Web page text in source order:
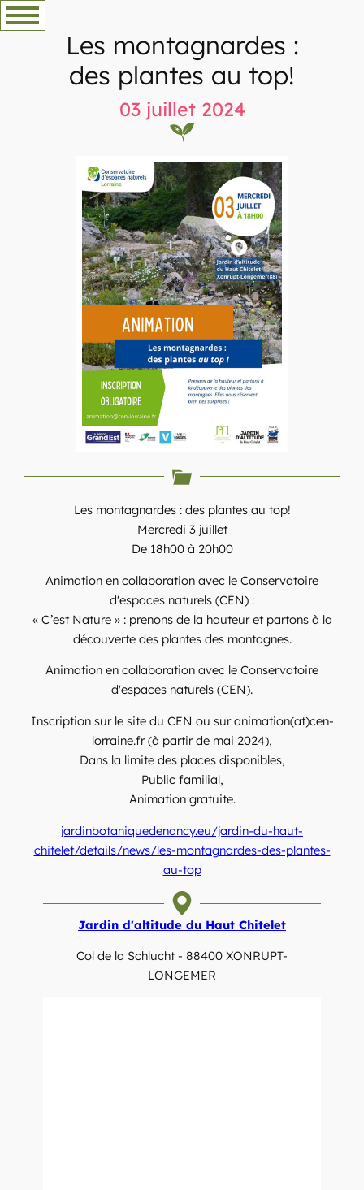
Aller
au
Les montagnardes :
des plantes au top!
03 juillet 2024
Les montagnardes : des plantes au top!
Mercredi 3 juillet
De 18h00 à 20h00
Animation en collaboration avec le Conservatoire
d'espaces naturels (CEN) :
« C’est Nature » : prenons de la hauteur et partons à la
découverte des plantes des montagnes.
Animation en collaboration avec le Conservatoire
d'espaces naturels (CEN).
Inscription sur le site du CEN ou sur animation(at)cen-
lorraine.fr (à partir de mai 2024),
Dans la limite des places disponibles,
Public familial,
Animation gratuite.
jardinbotaniquedenancy.eu/jardin-du-haut-
chitelet/details/news/les-montagnardes-des-plantes-
au-top
Jardin d'altitude du Haut Chitelet
Col de la Schlucht - 88400 XONRUPT-
LONGEMER